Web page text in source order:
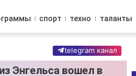
спорт техно таланты
telegram канал
Энгельса вошел в